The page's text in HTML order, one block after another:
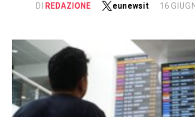
DI REDAZIONE eunewsit 16